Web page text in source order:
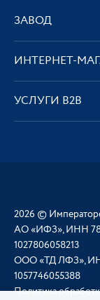
ЗАВОД
ИНТЕРНЕТ-
УСЛУГИ В2В
2026 ©
АО «ИФЗ», ИНН
1027806058213
ООО «ТД ЛФЗ»,
1057746055388
Политика